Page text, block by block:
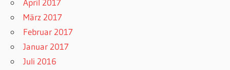
April 2017
März 2017
Februar 2017
Januar 2017
Juli 2016